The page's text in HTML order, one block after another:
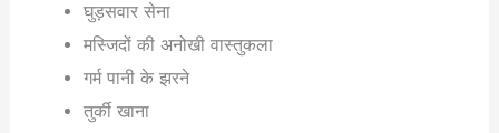
घुड़सवार सेना
मस्जिदों की अनोखी वास्तुकला
गर्म पानी के झरने
तुर्की खाना